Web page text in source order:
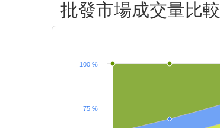
批發市場成交量比較
75 %
100 %